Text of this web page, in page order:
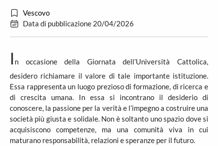
Vescovo
Data di pubblicazione 20/04/2026
I n occasione della Giornata dell’Università Cattolica,
desidero richiamare il valore di tale importante istituzione.
Essa rappresenta un luogo prezioso di formazione, di ricerca e
di crescita umana. In essa si incontrano il desiderio di
conoscere, la passione per la verità e l’impegno a costruire una
società più giusta e solidale. Non è soltanto uno spazio dove si
acquisiscono competenze, ma una comunità viva in cui
maturano responsabilità, relazioni e speranze per il futuro.